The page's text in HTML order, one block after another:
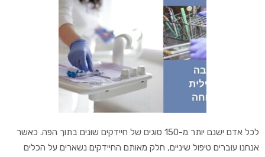
לכל אדם ישנם יותר מ-150 סוגים של חיידקים שונים בתוך הפה. כאשר
אנחנו עוברים טיפול שיניים, חלק מאותם החיידקים נשארים על הכלים